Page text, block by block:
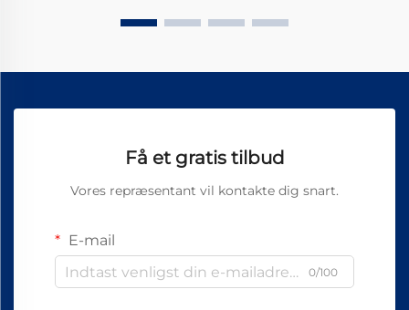
Få et gratis tilbud
Vores repræsentant vil kontakte dig snart.
E-mail
0/100